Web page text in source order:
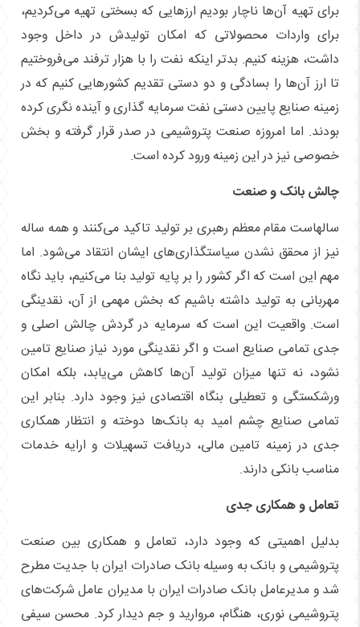
برای تهیه آن‌ها ناچار بودیم ارز‌هایی که بسختی تهیه می‌کردیم،
برای واردات محصولاتی که امکان تولیدش در داخل وجود
داشت، هزینه کنیم. بدتر اینکه نفت را با هزار ترفند می‌فروختیم
تا ارز آن‌ها را بسادگی و دو دستی تقدیم کشور‌هایی کنیم که در
زمینه صنایع پایین دستی نفت سرمایه گذاری و آینده نگری کرده
بودند. اما امروزه صنعت پتروشیمی در صدر قرار گرفته و بخش
خصوصی نیز در این زمینه ورود کرده است.
چالش بانک و صنعت
سالهاست مقام معظم رهبری بر تولید تاکید می‌کنند و همه ساله
نیز از محقق نشدن سیاستگذاری‌های ایشان انتقاد می‌شود. اما
مهم این است که اگر کشور را بر پایه تولید بنا می‌کنیم، باید نگاه
مهربانی به تولید داشته باشیم که بخش مهمی از آن، نقدینگی
است. واقعیت این است که سرمایه در گردش چالش اصلی و
جدی تمامی صنایع است و اگر نقدینگی مورد نیاز صنایع تامین
نشود، نه تنها میزان تولید آن‌ها کاهش می‌یابد، بلکه امکان
ورشکستگی و تعطیلی بنگاه اقتصادی نیز وجود دارد. بنابر این
تمامی صنایع چشم امید به بانک‌ها دوخته و انتظار همکاری
جدی در زمینه تامین مالی، دریافت تسهیلات و ارایه خدمات
مناسب بانکی دارند.
تعامل و همکاری جدی
بدلیل اهمیتی که وجود دارد، تعامل و همکاری بین صنعت
پتروشیمی و بانک به وسیله بانک صادرات ایران با جدیت مطرح
شد و مدیرعامل بانک صادرات ایران با مدیران عامل شرکت‌های
پتروشیمی نوری، هنگام، مروارید و جم دیدار کرد. محسن سیفی